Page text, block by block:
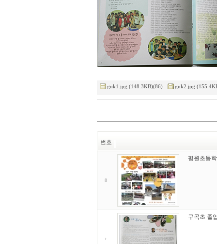
guk1.jpg (148.3KB)(86) guk2.jpg
번호
8
평원초등
구곡초 졸